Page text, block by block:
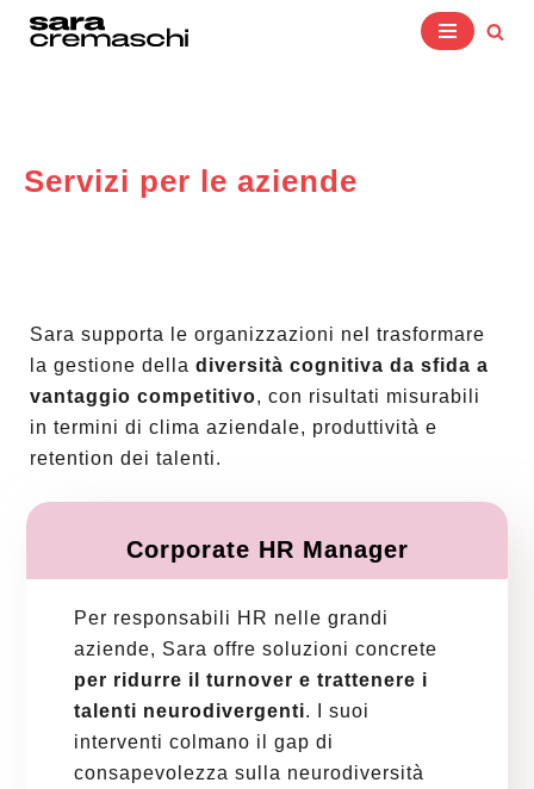
Servizi per le aziende
Sara supporta le organizzazioni nel trasformare
la gestione della diversità cognitiva da sfida a
vantaggio competitivo, con risultati misurabili
in termini di clima aziendale, produttività e
retention dei talenti.
Corporate HR Manager
Per responsabili HR nelle grandi
aziende, Sara offre soluzioni concrete
per ridurre il turnover e trattenere i
talenti neurodivergenti. I suoi
interventi colmano il gap di
consapevolezza sulla neurodiversità